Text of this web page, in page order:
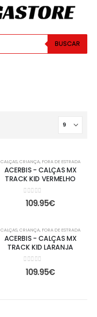
BUSCAR
CALÇAS,CRIANÇA, FORA DE ESTRADA
ACERBIS - CALÇAS MX
TRACK KID VERMELHO
0out of 5
109.95€
CALÇAS,CRIANÇA, FORA DE ESTRADA
ACERBIS - CALÇAS MX
TRACK KID LARANJA
0out of 5
109.95€